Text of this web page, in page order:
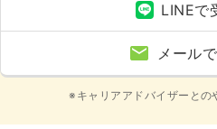
LINEで
メール
※キャリアアドバイザーとの